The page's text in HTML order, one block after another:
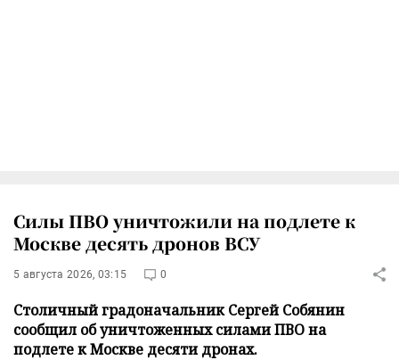
Силы ПВО уничтожили на подлете к
Москве десять дронов ВСУ
5 августа 2026, 03:15 0
Столичный градоначальник Сергей Собянин
сообщил об уничтоженных силами ПВО на
подлете к Москве десяти дронах.